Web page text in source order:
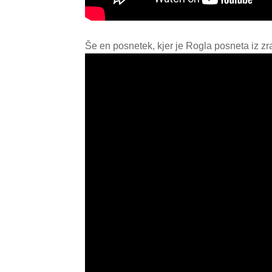
Še en posnetek, kjer je Rogla posneta iz